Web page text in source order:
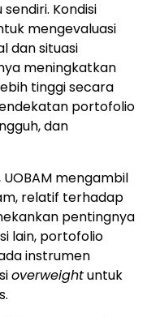
Kondisi
mengevaluasi
dan situasi
meningkatkan
tinggi secara
portofolio
dan
mengambil
relatif terhadap
pentingnya
lain, portofolio
instrumen
overweightuntuk